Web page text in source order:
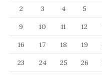
2
3 4 5
9
10 11 12
16
17 18 19
23
24 25 26